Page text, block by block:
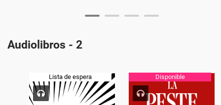
Audiolibros - 2
Lista de espera Disponible